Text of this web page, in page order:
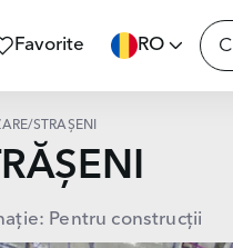
Favorite RO
/STRĂȘENI
Pentru construcții